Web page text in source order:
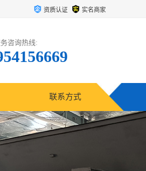
资质认证 实名商家
咨询热线:
联系方式